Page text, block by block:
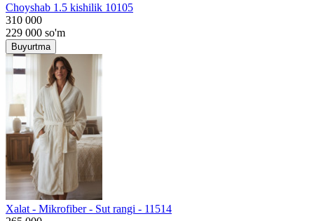
Choyshab 1.5 kishilik 10105
310 000
229 000 so'm
Buyurtma
Хalat - Mikrofiber - Sut rangi - 11514